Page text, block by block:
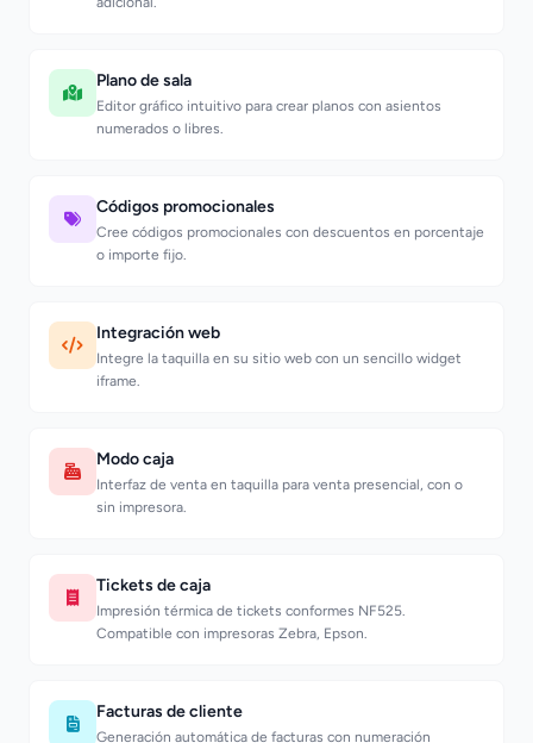
Plano de sala
Editor gráfico intuitivo para crear planos con asientos
numerados o libres.
Códigos promocionales
Cree códigos promocionales con descuentos en porcentaje
o importe fijo.
Integración web
Integre la taquilla en su sitio web con un sencillo widget
iframe.
Modo caja
Interfaz de venta en taquilla para venta presencial, con o
sin impresora.
Tickets de caja
Impresión térmica de tickets conformes NF525.
Compatible con impresoras Zebra, Epson.
Facturas de cliente
Generación automática de facturas con numeración